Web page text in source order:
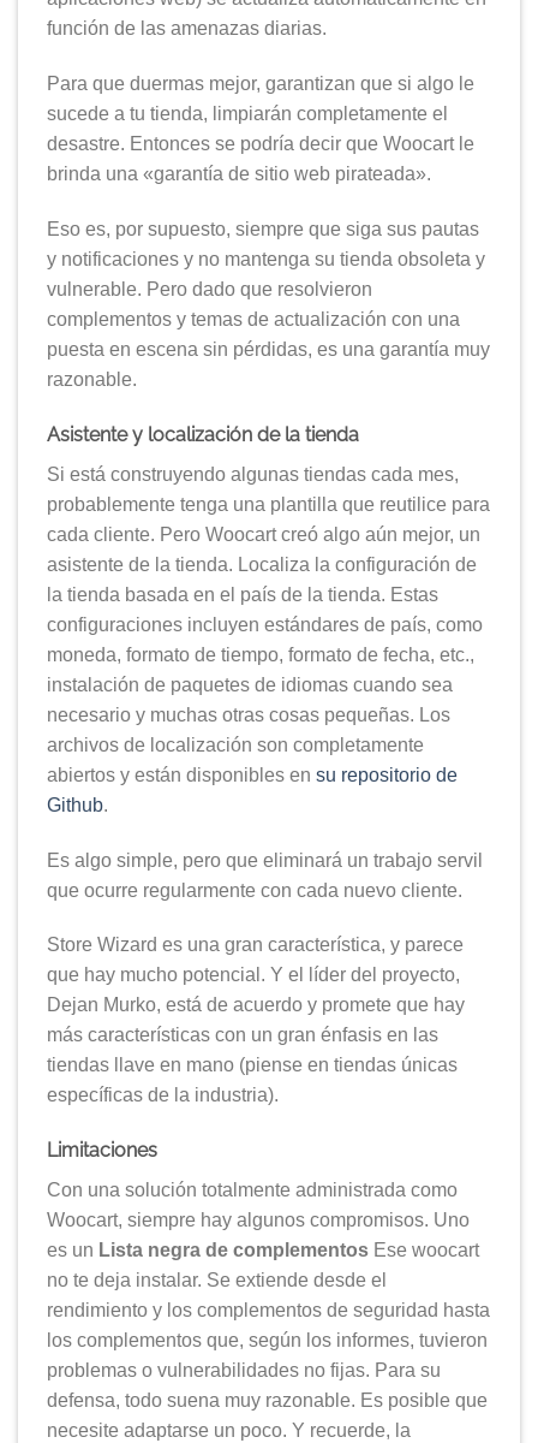
función de las amenazas diarias.
Para que duermas mejor, garantizan que si algo le
sucede a tu tienda, limpiarán completamente el
desastre. Entonces se podría decir que Woocart le
brinda una «garantía de sitio web pirateada».
Eso es, por supuesto, siempre que siga sus pautas
y notificaciones y no mantenga su tienda obsoleta y
vulnerable. Pero dado que resolvieron
complementos y temas de actualización con una
puesta en escena sin pérdidas, es una garantía muy
razonable.
Asistente y localización de la tienda
Si está construyendo algunas tiendas cada mes,
probablemente tenga una plantilla que reutilice para
cada cliente. Pero Woocart creó algo aún mejor, un
asistente de la tienda. Localiza la configuración de
la tienda basada en el país de la tienda. Estas
configuraciones incluyen estándares de país, como
moneda, formato de tiempo, formato de fecha, etc.,
instalación de paquetes de idiomas cuando sea
necesario y muchas otras cosas pequeñas. Los
archivos de localización son completamente
abiertos y están disponibles en su repositorio de
Github.
Es algo simple, pero que eliminará un trabajo servil
que ocurre regularmente con cada nuevo cliente.
Store Wizard es una gran característica, y parece
que hay mucho potencial. Y el líder del proyecto,
Dejan Murko, está de acuerdo y promete que hay
más características con un gran énfasis en las
tiendas llave en mano (piense en tiendas únicas
específicas de la industria).
Limitaciones
Con una solución totalmente administrada como
Woocart, siempre hay algunos compromisos. Uno
es un Lista negra de complementos Ese woocart
no te deja instalar. Se extiende desde el
rendimiento y los complementos de seguridad hasta
los complementos que, según los informes, tuvieron
problemas o vulnerabilidades no fijas. Para su
defensa, todo suena muy razonable. Es posible que
necesite adaptarse un poco. Y recuerde, la